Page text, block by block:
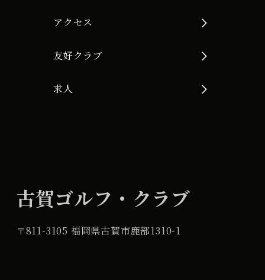
アクセス
友好クラブ
求人
古賀ゴルフ・クラブ
〒811-3105 福岡県古賀市鹿部1310-1